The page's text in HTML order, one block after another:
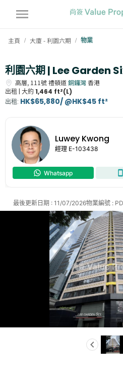
主頁 / 大廈 - 利園六期 / 物業
利園六期 | Lee Garden
高層, 111號禮頓道銅鑼灣香港
出租 | 大約 1,464 ft²(L)
出租: HK$65,880/ @HK$45 ft²
Luwey Kwong
經理 E-103438
Whatsapp
物業編號 :
最後更新日期 : 11/07/2026